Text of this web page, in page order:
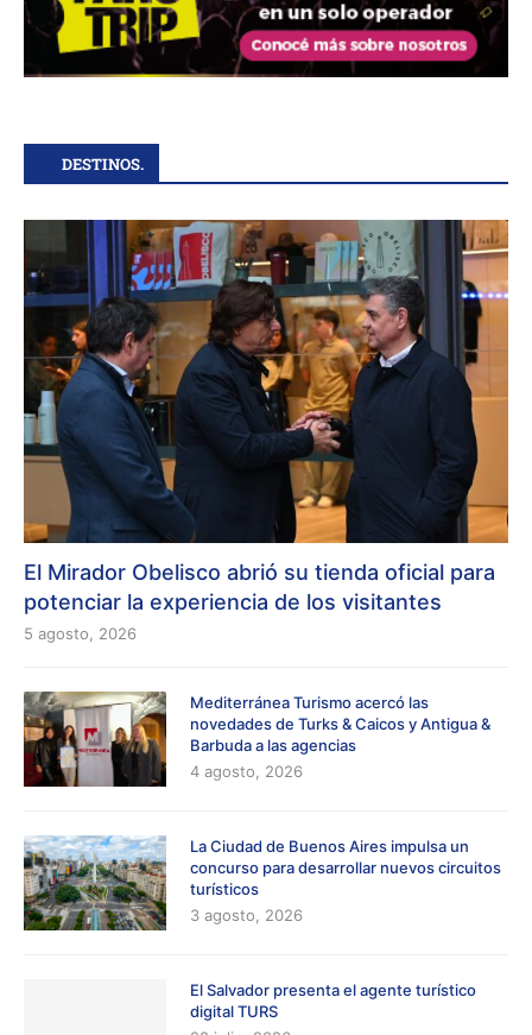
DESTINOS.
El Mirador Obelisco abrió su tienda oficial para
potenciar la experiencia de los visitantes
5 agosto, 2026
Mediterránea Turismo acercó las
novedades de Turks & Caicos y Antigua &
Barbuda a las agencias
4 agosto, 2026
La Ciudad de Buenos Aires impulsa un
concurso para desarrollar nuevos circuitos
turísticos
3 agosto, 2026
El Salvador presenta el agente turístico
digital TURS